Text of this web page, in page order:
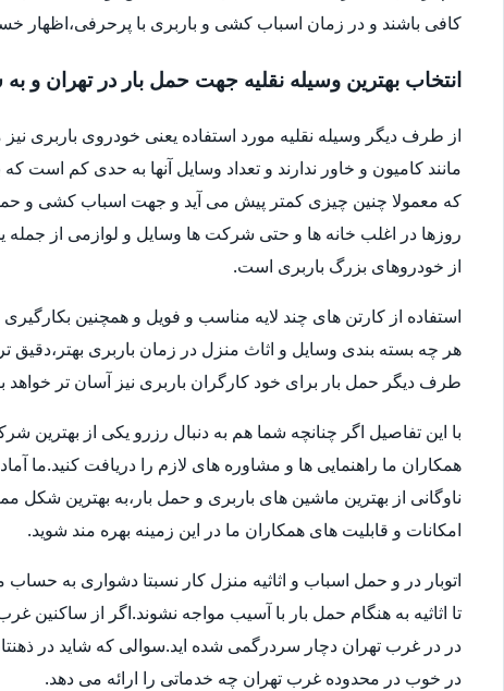
کافی باشند و در زمان اسباب کشی و باربری با
انتخاب بهترین وسیله نقلیه جهت حمل بار در تهران و
از طرف دیگر وسیله نقلیه مورد استفاده یعنی خودروی باربری
مانند کامیون و خاور ندارند و تعداد وسایل آنها به حدی کم است
که معمولا چنین چیزی کمتر پیش می آید و جهت اسباب کشی و
روزها در اغلب خانه ها و حتی شرکت ها وسایل و لوازمی از جمله
از خودروهای بزرگ باربری است.
استفاده از کارتن های چند لایه مناسب و فویل و همچنین
هر چه بسته بندی وسایل و اثاث منزل در زمان باربری
طرف دیگر حمل بار برای خود کارگران باربری نیز آسان تر خواهد
با این تفاصیل اگر چنانچه شما هم به دنبال رزرو یکی از بهترین
همکاران ما راهنمایی ها و مشاوره های لازم را دریافت کنید.ما
امکانات و قابلیت های همکاران ما در این زمینه بهره مند شوید.
اتوبار در و حمل اسباب و اثاثیه منزل کار نسبتا دشواری به
تا اثاثیه به هنگام حمل بار با آسیب مواجه نشوند.اگر از ساکنین
در در غرب تهران دچار سردرگمی شده اید.سوالی که شاید در
در خوب در محدوده غرب تهران چه خدماتی را ارائه می دهد.